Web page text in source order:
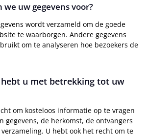
uw gegevens voor?
wordt verzameld om de goede
te waarborgen. Andere gegevens
om te analyseren hoe bezoekers de
u met betrekking tot uw
om kosteloos informatie op te vragen
gegevens, de herkomst, de ontvangers
U hebt ook het recht om te